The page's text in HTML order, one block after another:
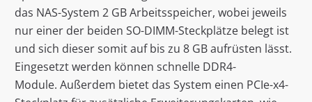
das NAS-System 2 GB Arbeitsspeicher, wobei jeweils
nur einer der beiden SO-DIMM-Steckplätze belegt ist
und sich dieser somit auf bis zu 8 GB aufrüsten lässt.
Eingesetzt werden können schnelle DDR4-
Module. Außerdem bietet das System einen PCIe-x4-